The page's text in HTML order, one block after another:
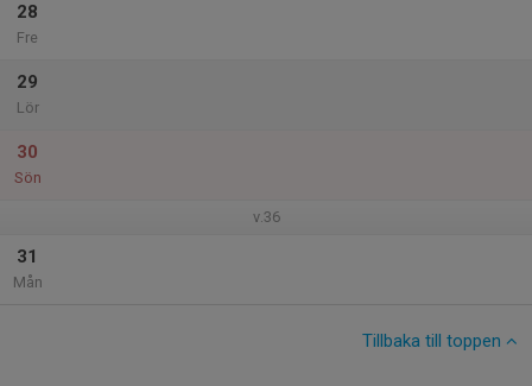
28
Fre
29
Lör
30
Sön
v.36
31
Mån
Tillbaka till toppen